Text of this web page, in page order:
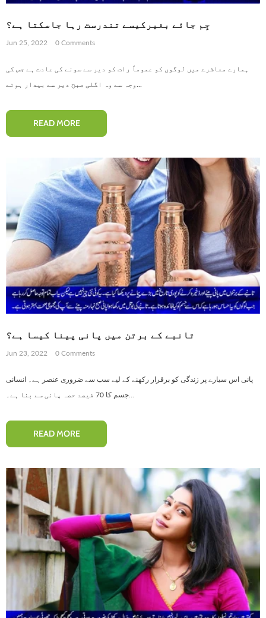
جِم جائے بغیرکیسے تندرست رہا جاسکتا ہے؟
Jun 25, 2022 0 Comments
ہمارے معاشرے میں لوگوں کو عموماً رات کو دیر سے سونے کی عادت ہے جس کی
READ MORE
تانبے کے برتن میں پانی پینا کیسا ہے؟
Jun 23, 2022 0 Comments
پانی اس سیارے پر زندگی کو برقرار رکھنے کے لیے سب سے ضروری عنصر ہے۔ انسانی
جسم کا 70 فیصد حصہ پانی سے بنا ہے۔...
READ MORE